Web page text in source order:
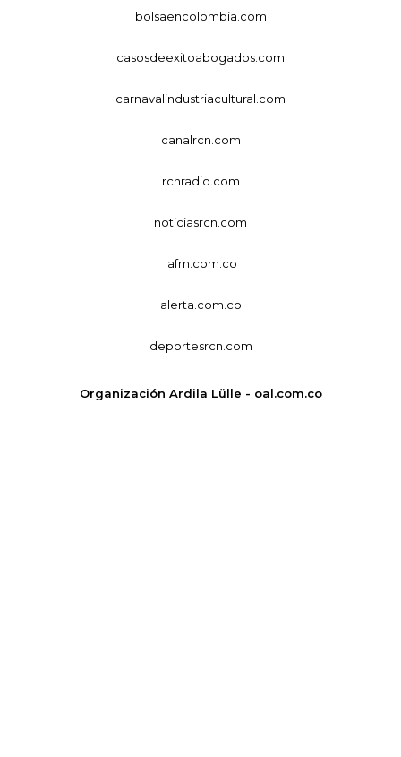
bolsaencolombia.com
casosdeexitoabogados.com
carnavalindustriacultural.com
canalrcn.com
rcnradio.com
noticiasrcn.com
lafm.com.co
alerta.com.co
deportesrcn.com
Organización Ardila Lülle - oal.com.co